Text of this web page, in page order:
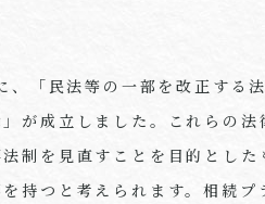
、「民法等の一部を改正する
が成立しました。これらの
制を見直すことを目的とし
持つと考えられます。相続